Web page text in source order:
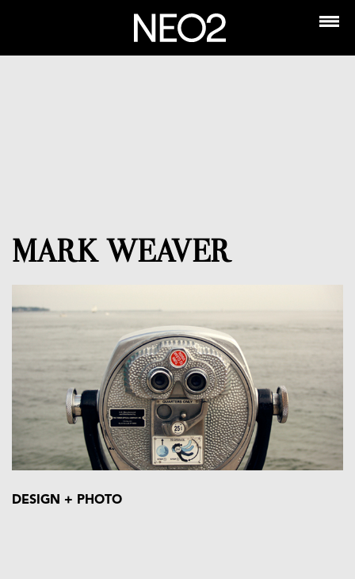
MARK WEAVER
DESIGN + PHOTO